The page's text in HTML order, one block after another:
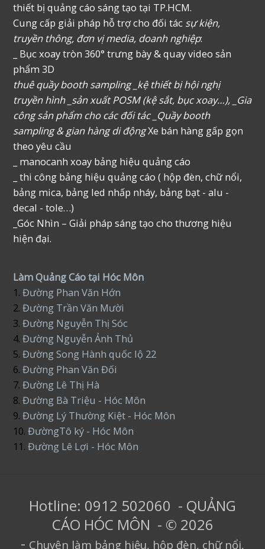
thiết bị quảng cáo sáng tạo tại TP.HCM.
Cung cấp giải pháp hỗ trợ cho đối tác sự kiện,
truyền thông, đơn vị media, doanh nghiệp:
_ Bục xoay tròn 360° trưng bày & quay video sản
phẩm 3D
thuê quầy booth sampling _kệ thiết bị hội nghị
truyền hình _sản xuất POSM (kệ sắt, bục xoay…), _Gia
công sản phẩm cho các đối tác _Quầy booth
sampling & gian hàng di độngXe bán hàng gấp gọn
theo yêu cầu
_ manocanh xoay bảng hiệu quảng cáo
_ thi công bảng hiệu quảng cáo ( hộp đèn, chữ nổi,
bảng mica, bảng led nhấp nháy, bảng bạt - alu -
decal - tole…)
_Góc Nhìn – Giải pháp sáng tạo cho thương hiệu
hiện đại.
Làm Quảng Cáo tại Hóc Môn
1.Đường Phan Văn Hớn
2.Đường Trần Văn Mười
3.Đường Nguyễn Thị Sóc
4. Đường Nguyễn Ảnh Thủ
5.Đường Song Hành quốc lộ 22
6.Đường Phan Văn Đối
7. Đường Lê Thị Hà
8.Đường Bà Triệu - Hóc Môn
9.Đường Lý Thường Kiệt - Hóc Môn
10.ĐườngTô ký - Hóc Môn
11.Đường Lê Lợi - Hóc Môn
Hotline: 0912 502060 - QUẢNG
CÁO HÓC MÔN - © 2026
- Chuyên làm bảng hiệu, hộp đèn, chữ nổi,